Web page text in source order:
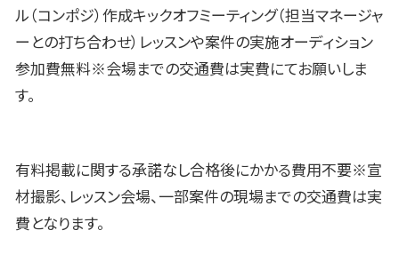
ル（コンポジ）作成キックオフミーティング（担当マネージャ
ーとの打ち合わせ）レッスンや案件の実施オーディション
参加費無料※会場までの交通費は実費にてお願いしま
す。
有料掲載に関する承諾なし合格後にかかる費用不要※宣
材撮影、レッスン会場、一部案件の現場までの交通費は実
費となります。